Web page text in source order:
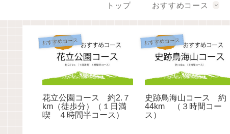
トップ おすすめコース
おすすめコース
花立公園コース 約2.７
km（徒歩分）（１日満
喫 ４時間半コース）
おすすめコース
史跡鳥海山コース 約
44km （３時間コー
ス）